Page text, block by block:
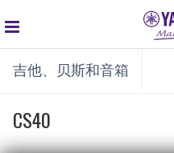
global
navigation
吉他、贝斯和音箱
CS40